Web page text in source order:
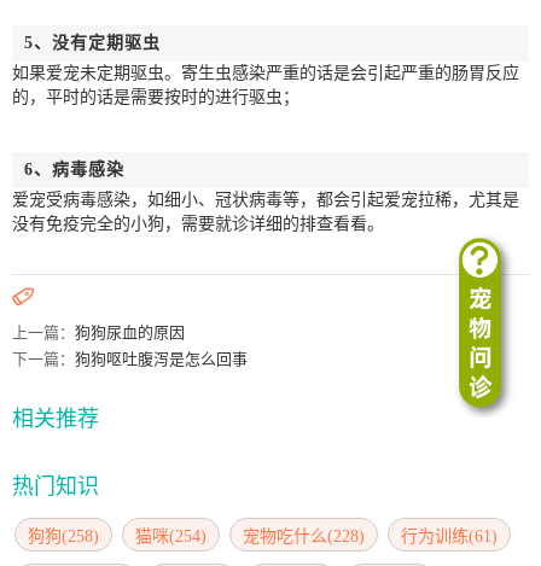
5、没有定期驱虫
如果爱宠未定期驱虫。寄生虫感染严重的话是会引起严重的肠胃反应
的，平时的话是需要按时的进行驱虫；
6、病毒感染
爱宠受病毒感染，如细小、冠状病毒等，都会引起爱宠拉稀，尤其是
没有免疫完全的小狗，需要就诊详细的排查看看。

上一篇：狗狗尿血的原因
下一篇：狗狗呕吐腹泻是怎么回事
相关推荐
热门知识
狗狗(258) 猫咪(254) 宠物吃什么(228) 行为训练(61)